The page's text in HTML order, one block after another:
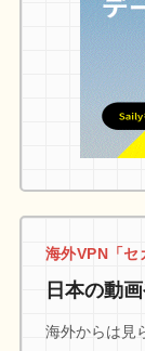
海外VPN「セ
日本の動
海外からは見